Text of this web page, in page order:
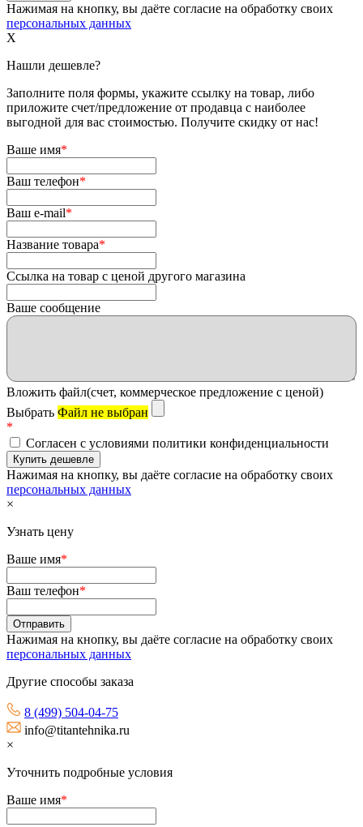
Нажимая на кнопку, вы даёте согласие на обработку своих
персональных данных
X
Нашли дешевле?
Заполните поля формы, укажите ссылку на товар, либо
приложите счет/предложение от продавца с наиболее
выгодной для вас стоимостью. Получите скидку от нас!
Ваше имя*
Ваш телефон*
Ваш e-mail*
Название товара*
Ссылка на товар с ценой другого магазина
Ваше сообщение
Вложить файл(счет, коммерческое предложение с ценой)
Выбрать Файл не выбран
*
Согласен с условиями политики конфиденциальности
Нажимая на кнопку, вы даёте согласие на обработку своих
персональных данных
×
Узнать цену
Ваше имя*
Ваш телефон*
Нажимая на кнопку, вы даёте согласие на обработку своих
персональных данных
Другие способы заказа
8 (499) 504-04-75
info@titantehnika.ru
×
Уточнить подробные условия
Ваше имя*